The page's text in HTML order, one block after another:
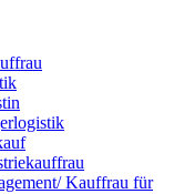
Kauffrau für